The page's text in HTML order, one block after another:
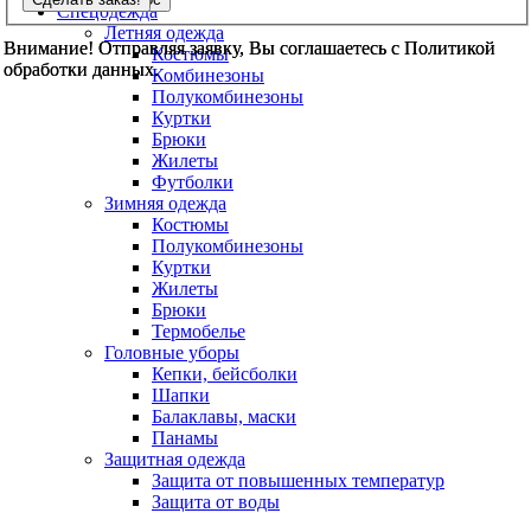
Спецодежда
Летняя одежда
Костюмы
Комбинезоны
Полукомбинезоны
Куртки
Брюки
Жилеты
Футболки
Зимняя одежда
Костюмы
Полукомбинезоны
Куртки
Жилеты
Брюки
Термобелье
Головные уборы
Кепки, бейсболки
Шапки
Балаклавы, маски
Панамы
Защитная одежда
Защита от повышенных температур
Защита от воды
Внимание! Отправляя заявку, Вы соглашаетесь с Политикой
обработки данных.
Внимание! Отправляя заявку, Вы соглашаетесь с Политикой
обработки данных.